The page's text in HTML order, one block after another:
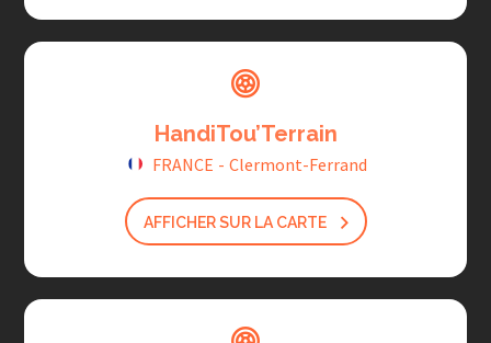
HandiTou’Terrain
FRANCE - Clermont-Ferrand
AFFICHER SUR LA CARTE